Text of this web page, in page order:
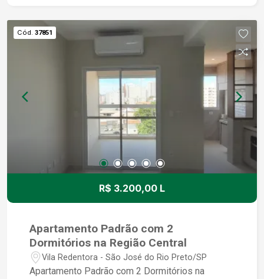
Cód. 37851
R$ 3.200,00 L
Apartamento Padrão com 2
Dormitórios na Região Central
Vila Redentora - São José do Rio Preto/SP
Apartamento Padrão com 2 Dormitórios na